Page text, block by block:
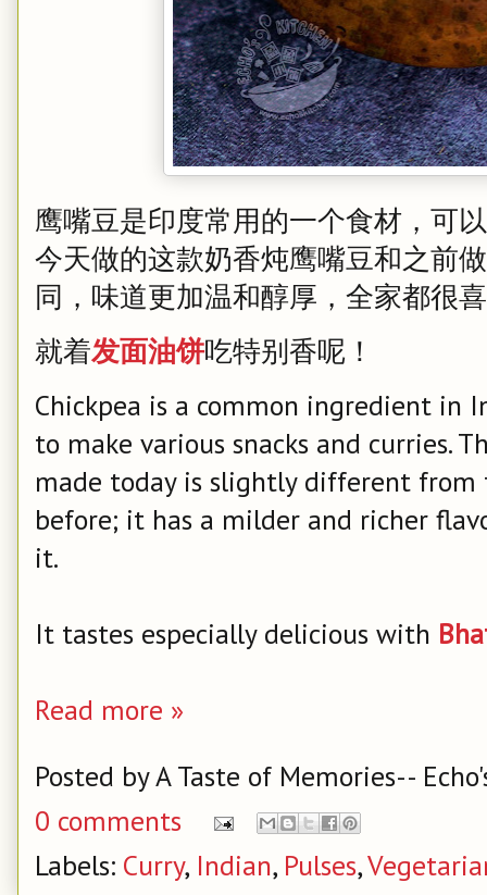
鹰嘴豆是印度常用的一个食材，可
今天做的这款奶香炖鹰嘴豆和之前
同，味道更加温和醇厚，全家都很
就着发面油饼吃特别香呢！
Chickpea is a common ingredient in
to make various snacks and curries.
made today is slightly different
before; it has a milder and richer
it.
It tastes especially delicious with
Read more »
Posted byA Taste of Memories--
0 comments
Labels: Curry, Indian, Pulses,